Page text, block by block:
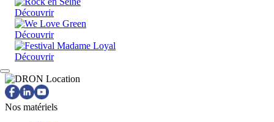
Découvrir
Découvrir
Découvrir
Nos matériels